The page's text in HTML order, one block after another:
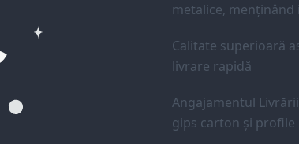
metalice,
Calitate superioară
livrare rapidă
Angajamentul
gips carton și profile